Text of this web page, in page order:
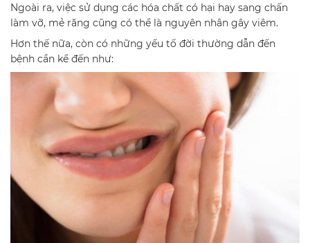
Ngoài ra, việc sử dụng các hóa chất có hại hay sang chấn
làm vỡ, mẻ răng cũng có thể là nguyên nhân gây viêm.
Hơn thế nữa, còn có những yếu tố đời thường dẫn đến
bệnh cần kể đến như: